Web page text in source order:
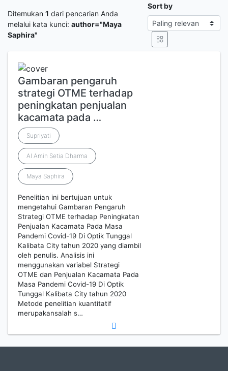
Ditemukan 1 dari pencarian Anda
melalui kata kunci: author="Maya
Saphira"
Sort by
Gambaran pengaruh
strategi OTME terhadap
peningkatan penjualan
kacamata pada …
Supriyati
Al Amin Setia Dharma
Maya Saphira
Penelitian ini bertujuan untuk
mengetahui Gambaran Pengaruh
Strategi OTME terhadap Peningkatan
Penjualan Kacamata Pada Masa
Pandemi Covid-19 Di Optik Tunggal
Kalibata City tahun 2020 yang diambil
oleh penulis. Analisis ini
menggunakan variabel Strategi
OTME dan Penjualan Kacamata Pada
Masa Pandemi Covid-19 Di Optik
Tunggal Kalibata City tahun 2020
Metode penelitian kuantitatif
merupakansalah s…